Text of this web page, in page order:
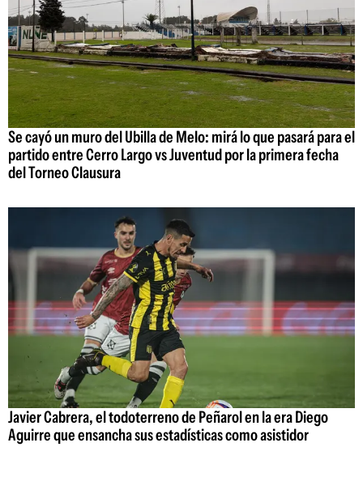
Se cayó un muro del Ubilla de Melo: mirá lo que pasará para el
partido entre Cerro Largo vs Juventud por la primera fecha
del Torneo Clausura
Javier Cabrera, el todoterreno de Peñarol en la era Diego
Aguirre que ensancha sus estadísticas como asistidor